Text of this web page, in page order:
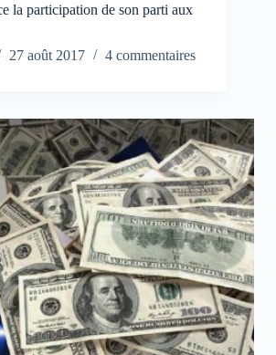
la participation de son parti aux
27 août 2017 4 commentaires